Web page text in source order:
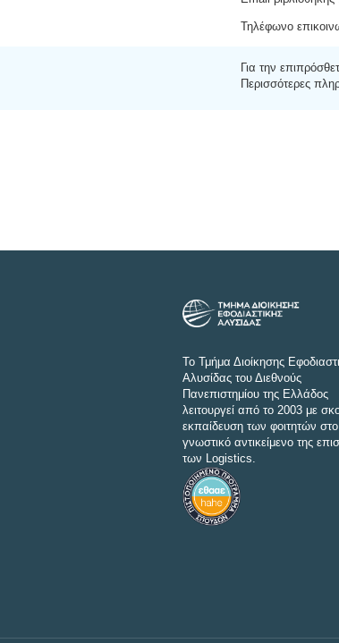
Τηλέφωνο
Για την
Περισσότερες
Το Τμήμα Διοίκησης
Αλυσίδας του Διεθνούς
Πανεπιστημίου της Ελλάδος
λειτουργεί από το 2003 με
εκπαίδευση των φοιτητών στο
γνωστικό αντικείμενο της
των Logistics.